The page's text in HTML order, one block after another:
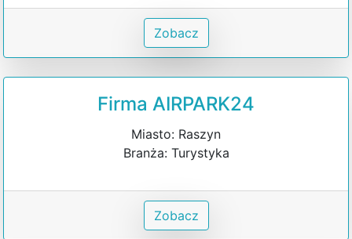
Zobacz
Firma AIRPARK24
Miasto: Raszyn
Branża: Turystyka
Zobacz